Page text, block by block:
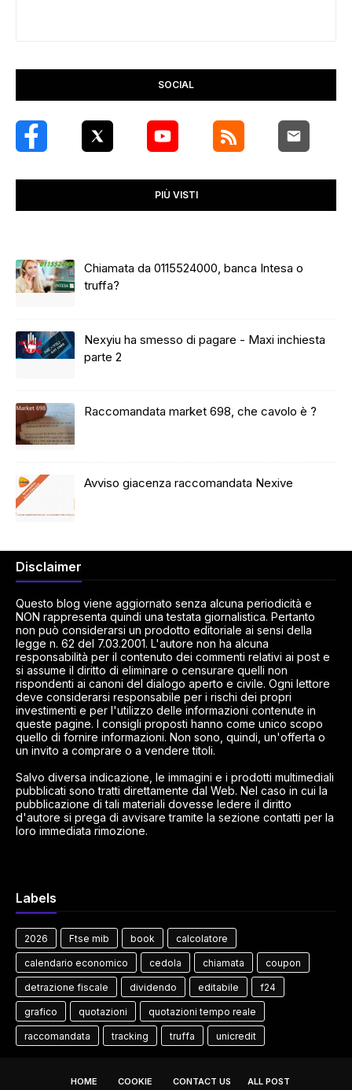
SOCIAL
PIÙ VISTI
Chiamata da 0115524000, banca Intesa o
truffa?
Nexyiu ha smesso di pagare - Maxi inchiesta
parte 2
Raccomandata market 698, che cavolo è ?
Avviso giacenza raccomandata Nexive
Disclaimer
Questo blog viene aggiornato senza alcuna periodicità e
NON rappresenta quindi una testata giornalistica. Pertanto
non può considerarsi un prodotto editoriale ai sensi della
legge n. 62 del 7.03.2001. L'autore non ha alcuna
responsabilità per il contenuto dei commenti relativi ai post e
si assume il diritto di eliminare o censurare quelli non
rispondenti ai canoni del dialogo aperto e civile. Ogni lettore
deve considerarsi responsabile per i rischi dei propri
investimenti e per l'utilizzo delle informazioni contenute in
queste pagine. I consigli proposti hanno come unico scopo
quello di fornire informazioni. Non sono, quindi, un'offerta o
un invito a comprare o a vendere titoli.
Salvo diversa indicazione, le immagini e i prodotti multimediali
pubblicati sono tratti direttamente dal Web. Nel caso in cui la
pubblicazione di tali materiali dovesse ledere il diritto
d'autore si prega di avvisare tramite la sezione contatti per la
loro immediata rimozione.
Labels
2026 Ftse mib book calcolatore
calendario economico cedola chiamata coupon
detrazione fiscale dividendo editabile f24
grafico quotazioni quotazioni tempo reale
raccomandata tracking truffa unicredit
HOME COOKIE CONTACT US ALL POST